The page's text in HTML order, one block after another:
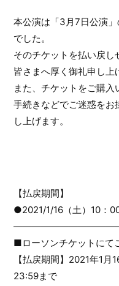
本公演は「3月7日公演
でした。
そのチケットを払い戻し
皆さまへ厚く御礼申し上
また、チケットをご購
手続きなどでご迷惑をお
し上げます。
【払戻期間】
●2021/1/16（土）10：
■ローソンチケットにて
【払戻期間】2021年1月
23:59まで